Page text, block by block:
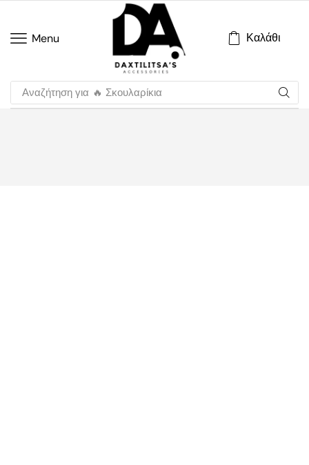
Menu Καλάθι
Αναζήτηση για 🔥 Σκουλαρίκια